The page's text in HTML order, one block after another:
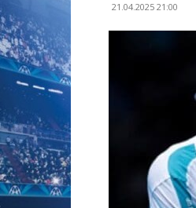
21.04.2025 21:00